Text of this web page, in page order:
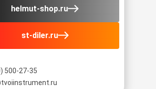
500-27-35
helmut-shop.ru
st-diler.ru